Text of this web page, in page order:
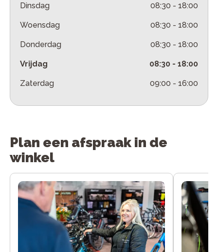
Dinsdag 08:30 - 18:00
Woensdag 08:30 - 18:00
Donderdag 08:30 - 18:00
Vrijdag 08:30 - 18:00
Zaterdag 09:00 - 16:00
Plan een afspraak in de
winkel